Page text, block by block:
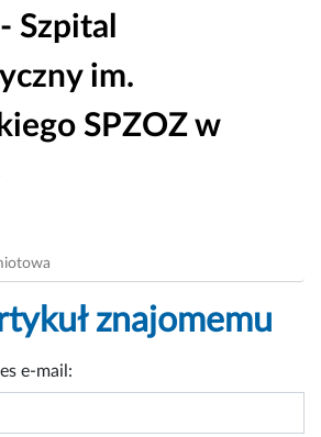
Szpital
im.
SPZOZ w
znajomemu
e-mail: